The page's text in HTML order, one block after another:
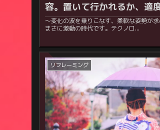
容。置いて行かれるか、適
～変化の波を乗りこなす、柔軟な姿勢が求めら
まさに激動の時代です。テクノロ...
リフレーミング